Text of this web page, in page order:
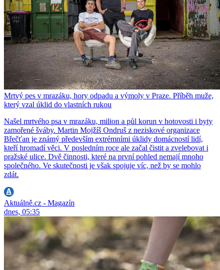
Mrtvý pes v mrazáku, hory odpadu a výmoly v Praze. Příběh muže,
který vzal úklid do vlastních rukou
Našel mrtvého psa v mrazáku, milion a půl korun v hotovosti i byty
zamořené šváby. Martin Mojžíš Ondruš z neziskové organizace
Břečťan je známý především extrémními úklidy domácností lidí,
kteří hromadí věci. V posledním roce ale začal čistit a zvelebovat i
pražské ulice. Dvě činnosti, které na první pohled nemají mnoho
společného. Ve skutečnosti je však spojuje víc, než by se mohlo
zdát.
Aktuálně.cz - Magazín
dnes, 05:35